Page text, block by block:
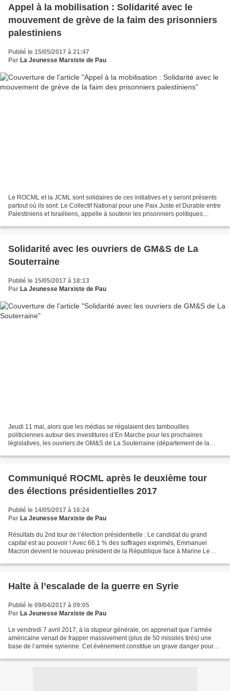
Appel à la mobilisation : Solidarité avec le
mouvement de grève de la faim des prisonniers
palestiniens
Publié le 15/05/2017 à 21:47
Par La Jeunesse Marxiste de Pau
Le ROCML et la JCML sont solidaires de ces initiatives et y seront présents
partout où ils sont: Le Collectif National pour une Paix Juste et Durable entre
Palestiniens et Israéliens, appelle à soutenir les prisonniers politiques
Solidarité avec les ouvriers de GM&S de La
Souterraine
Publié le 15/05/2017 à 18:13
Par La Jeunesse Marxiste de Pau
Jeudi 11 mai, alors que les médias se régalaient des tambouilles
politiciennes autour des investitures d’En Marche pour les prochaines
législatives, les ouvriers de GM&S de La Souterraine (département de la
Communiqué ROCML après le deuxième tour
des élections présidentielles 2017
Publié le 14/05/2017 à 16:24
Par La Jeunesse Marxiste de Pau
Résultats du 2nd tour de l’élection présidentielle : Le candidat du grand
capital est au pouvoir ! Avec 66,1 % des suffrages exprimés, Emmanuel
Macron devient le nouveau président de la République face à Marine Le
Halte à l’escalade de la guerre en Syrie
Publié le 09/04/2017 à 09:05
Par La Jeunesse Marxiste de Pau
Le vendredi 7 avril 2017, à la stupeur générale, on apprenait que l’armée
américaine venait de frapper massivement (plus de 50 missiles tirés) une
base de l’armée syrienne. Cet évènement constitue un grave danger pour